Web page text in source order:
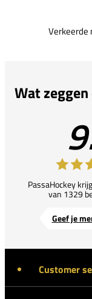
Verkeerde
Wat
PassaHockey
van 1329
Geef je
Customer